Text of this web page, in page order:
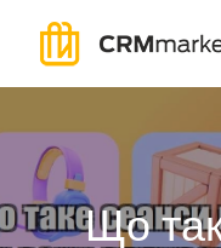
content
Що